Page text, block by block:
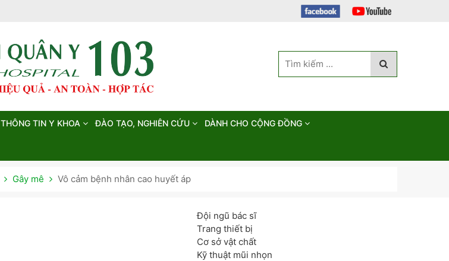
THÔNG TIN Y KHOA ĐÀO TẠO, NGHIÊN CỨU DÀNH CHO CỘNG ĐỒNG
Gây mê Vô cảm bệnh nhân cao huyết áp
Đội ngũ bác sĩ
Trang thiết bị
Cơ sở vật chất
Kỹ thuật mũi nhọn